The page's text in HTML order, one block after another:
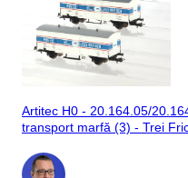
Artitec H0 - 20.164.05/
transport marfă (3) - Trei